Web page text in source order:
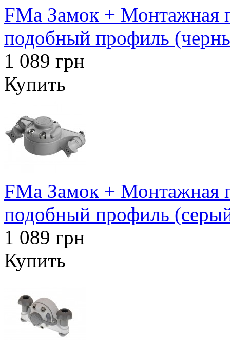
FMa Замок + Монтажная
подобный профиль
1 089 грн
Купить
FMa Замок + Монтажная
подобный профиль
1 089 грн
Купить